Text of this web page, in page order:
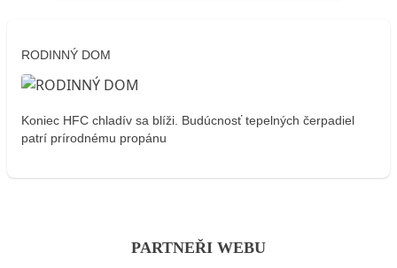
RODINNÝ DOM
Koniec HFC chladív sa blíži. Budúcnosť tepelných čerpadiel
patrí prírodnému propánu
PARTNEŘI WEBU